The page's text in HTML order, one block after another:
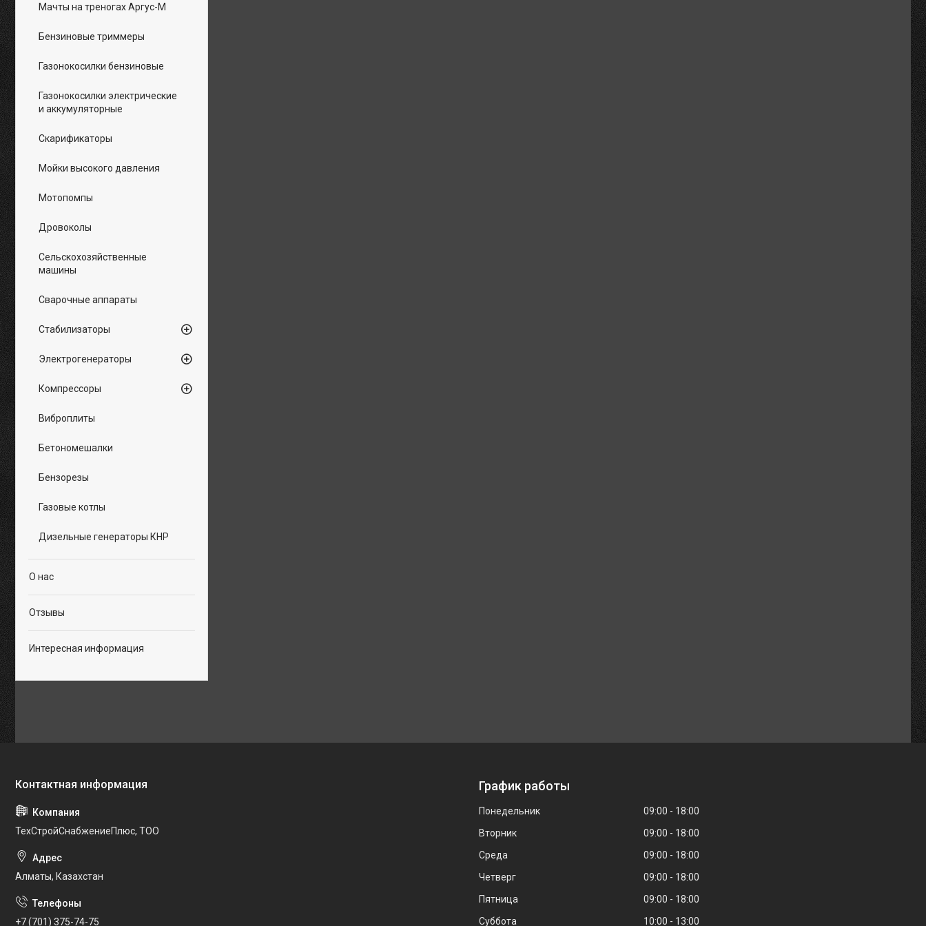
Мачты на треногах Аргус-М
Бензиновые триммеры
Газонокосилки бензиновые
Газонокосилки электрические
и аккумуляторные
Скарификаторы
Мойки высокого давления
Мотопомпы
Дровоколы
Сельскохозяйственные
машины
Сварочные аппараты
Стабилизаторы
Электрогенераторы
Компрессоры
Виброплиты
Бетономешалки
Бензорезы
Газовые котлы
Дизельные генераторы КНР
О нас
Отзывы
Интересная информация
ТехСтройСнабжениеПлюс, ТОО
Алматы, Казахстан
+7 (701) 375-74-75
График работы
Понедельник 09:00
18:00
Вторник
09:00
18:00
Среда
09:00
18:00
Четверг
09:00
18:00
Пятница
09:00
18:00
Суббота
10:00 13:00